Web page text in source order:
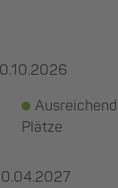
Ausreichend
Plätze